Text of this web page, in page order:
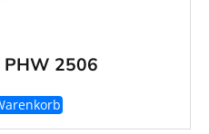
PHW 2506